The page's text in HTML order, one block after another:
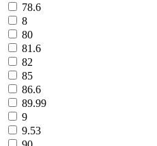
78.6
8
80
81.6
82
85
86.6
89.99
9
9.53